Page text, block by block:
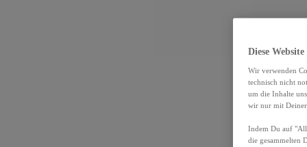
Diese
Wir verwenden
technisch nicht
um die Inhalte
wir nur mit
Indem Du auf
die gesammelten